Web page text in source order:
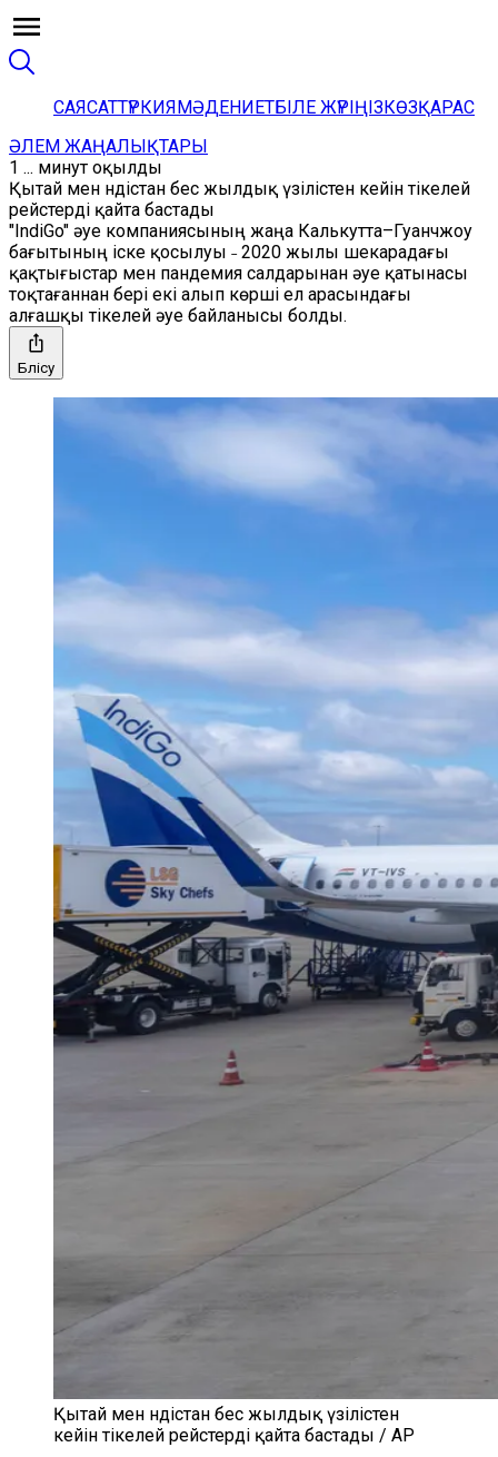
САЯСАТТҮРКИЯМӘДЕНИЕТБІЛЕ ЖҮРІҢІЗКӨЗҚАРАС
ӘЛЕМ ЖАҢАЛЫҚТАРЫ
1 ... минут оқылды
Қытай мен Үндістан бес жылдық үзілістен кейін тікелей
рейстерді қайта бастады
"IndiGo" әуе компаниясының жаңа Калькутта–Гуанчжоу
бағытының іске қосылуы ˗ 2020 жылы шекарадағы
қақтығыстар мен пандемия салдарынан әуе қатынасы
тоқтағаннан бері екі алып көрші ел арасындағы
алғашқы тікелей әуе байланысы болды.
Бөлісу
Қытай мен Үндістан бес жылдық үзілістен
кейін тікелей рейстерді қайта бастады / AP